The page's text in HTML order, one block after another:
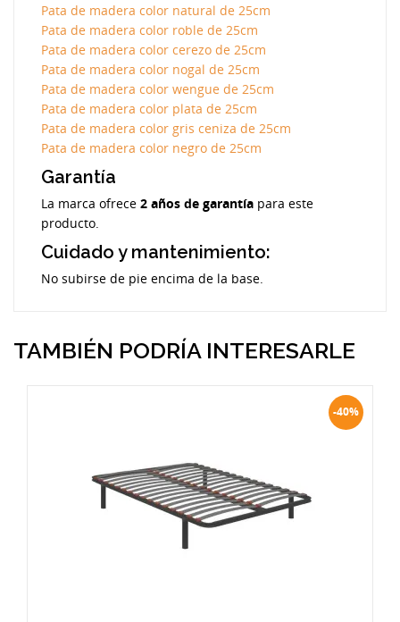
Pata de madera color natural de 25cm
Pata de madera color roble de 25cm
Pata de madera color cerezo de 25cm
Pata de madera color nogal de 25cm
Pata de madera color wengue de 25cm
Pata de madera color plata de 25cm
Pata de madera color gris ceniza de 25cm
Pata de madera color negro de 25cm
Garantía
La marca ofrece 2 años de garantía para este
producto.
Cuidado y mantenimiento:
No subirse de pie encima de la base.
TAMBIÉN PODRÍA INTERESARLE
-40%